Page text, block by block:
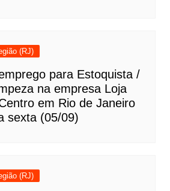
(RJ)
para Estoquista /
na empresa Loja
em Rio de Janeiro
sexta (05/09)
(RJ)